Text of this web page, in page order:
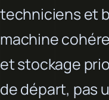
techniciens et
machine
et stockage
de départ, pas